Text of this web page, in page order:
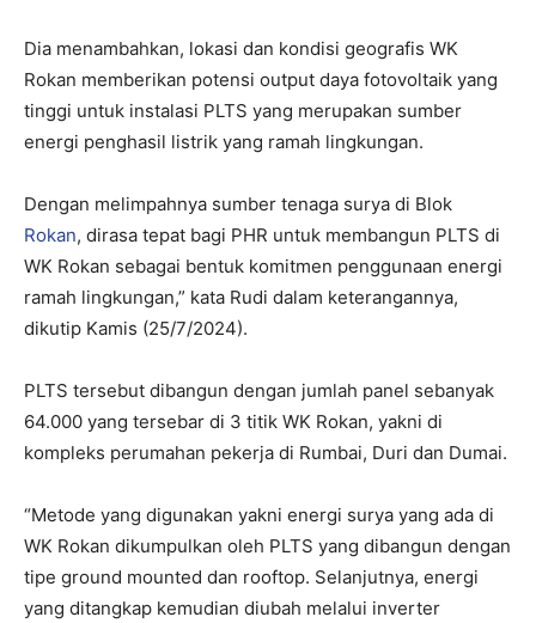
Dia menambahkan, lokasi dan kondisi geografis WK
Rokan memberikan potensi output daya fotovoltaik yang
tinggi untuk instalasi PLTS yang merupakan sumber
energi penghasil listrik yang ramah lingkungan.
Dengan melimpahnya sumber tenaga surya di Blok
Rokan, dirasa tepat bagi PHR untuk membangun PLTS di
WK Rokan sebagai bentuk komitmen penggunaan energi
ramah lingkungan,” kata Rudi dalam keterangannya,
dikutip Kamis (25/7/2024).
PLTS tersebut dibangun dengan jumlah panel sebanyak
64.000 yang tersebar di 3 titik WK Rokan, yakni di
kompleks perumahan pekerja di Rumbai, Duri dan Dumai.
“Metode yang digunakan yakni energi surya yang ada di
WK Rokan dikumpulkan oleh PLTS yang dibangun dengan
tipe ground mounted dan rooftop. Selanjutnya, energi
yang ditangkap kemudian diubah melalui inverter